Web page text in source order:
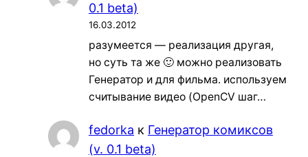
0.1 beta)
16.03.2012
разумеется — реализация другая,
но суть та же 🙂 можно реализовать
Генератор и для фильма. используем
считывание видео (OpenCV шаг…
fedorka к Генератор комиксов
(v. 0.1 beta)